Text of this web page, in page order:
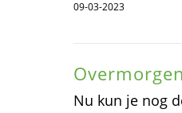
09-03-2023
Nu kun je nog